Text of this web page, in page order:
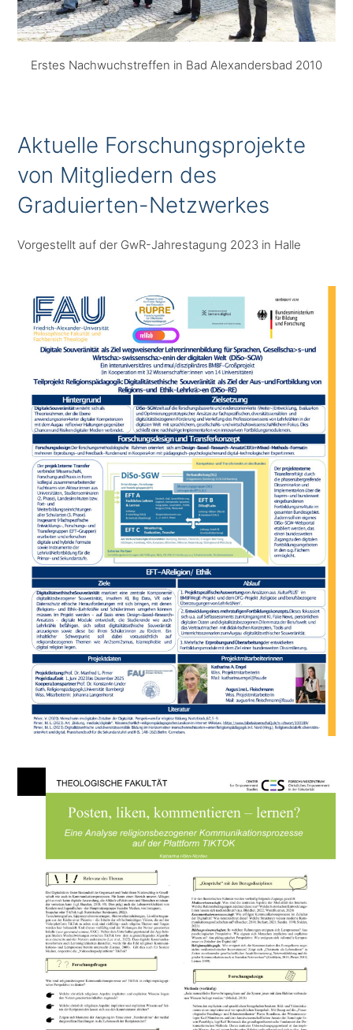
Erstes Nachwuchstreffen in Bad Alexandersbad 2010
Aktuelle Forschungsprojekte
von Mitgliedern des
Graduierten-Netzwerkes
Vorgestellt auf der GwR-Jahrestagung 2023 in Halle